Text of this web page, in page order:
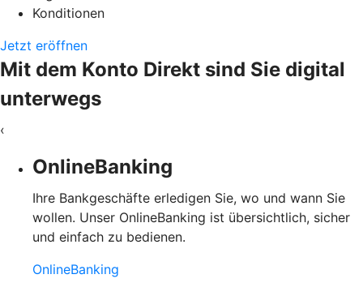
Konditionen
Jetzt eröffnen
Mit dem Konto Direkt sind Sie digital
unterwegs
‹
OnlineBanking
Ihre Bankgeschäfte erledigen Sie, wo und wann Sie
wollen. Unser OnlineBanking ist übersichtlich, sicher
und einfach zu bedienen.
OnlineBanking